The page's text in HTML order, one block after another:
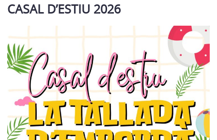
CASAL D’ESTIU 2026